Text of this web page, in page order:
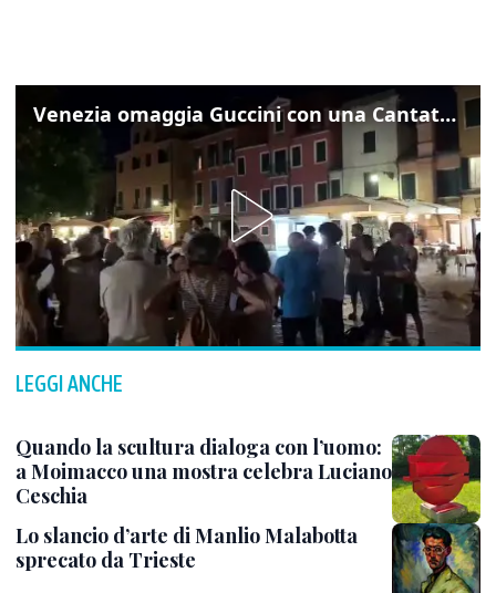
Venezia omaggia Guccini con una Cantata Anarchica in campo Santa Margherita
LEGGI ANCHE
Quando la scultura dialoga con l’uomo:
a Moimacco una mostra celebra Luciano
Ceschia
Lo slancio d’arte di Manlio Malabotta
sprecato da Trieste